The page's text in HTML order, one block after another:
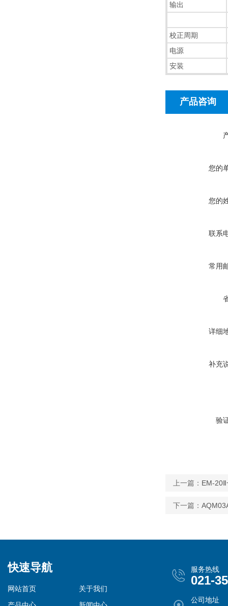
输出
校正周期
电源
安装
产品咨询
您的
您的
联系
常用
详细
补充
验
上一篇： EM-
下一篇：
快速导航
网站首页
关于我们
服务热线
021-
公司地址